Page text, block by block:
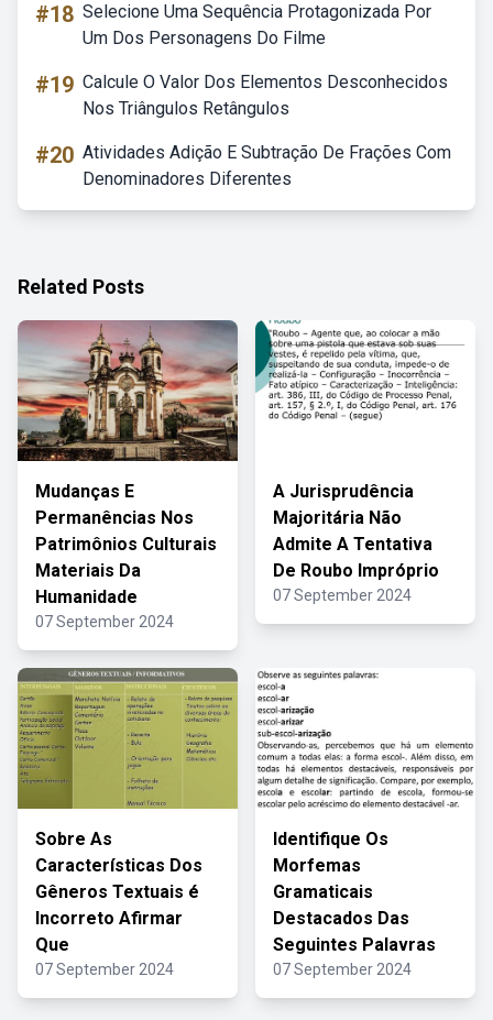
#18 Selecione Uma Sequência Protagonizada Por
Um Dos Personagens Do Filme
#19 Calcule O Valor Dos Elementos Desconhecidos
Nos Triângulos Retângulos
#20 Atividades Adição E Subtração De Frações Com
Denominadores Diferentes
Related Posts
Mudanças E
Permanências Nos
Patrimônios Culturais
Materiais Da
Humanidade
07 September 2024
A Jurisprudência
Majoritária Não
Admite A Tentativa
De Roubo Impróprio
07 September 2024
Sobre As
Características Dos
Gêneros Textuais é
Incorreto Afirmar
Que
07 September 2024
Identifique Os
Morfemas
Gramaticais
Destacados Das
Seguintes Palavras
07 September 2024